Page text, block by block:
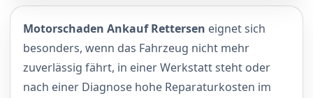
Motorschaden Ankauf Rettersen eignet sich
besonders, wenn das Fahrzeug nicht mehr
zuverlässig fährt, in einer Werkstatt steht oder
nach einer Diagnose hohe Reparaturkosten im